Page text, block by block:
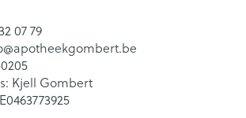
07 79
apotheekgombert.be
Kjell Gombert